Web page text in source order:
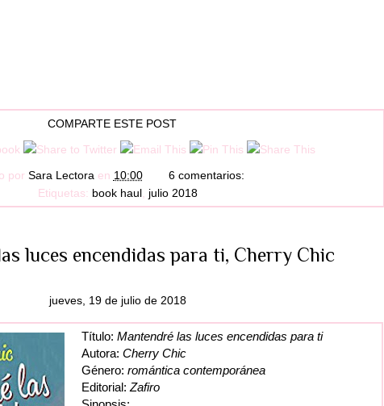
COMPARTE ESTE POST
por Sara Lectora en 10:00
6 comentarios:
Etiquetas: book haul, julio 2018
luces encendidas para ti, Cherry Chic
jueves, 19 de julio de 2018
Título: Mantendré las luces encendidas para ti
Autora: Cherry Chic
Género: romántica contemporánea
Editorial: Zafiro